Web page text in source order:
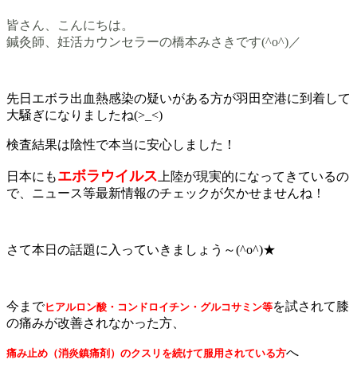
皆さん、こんにちは。
鍼灸師、妊活カウンセラーの橋本みさきです(^o^)／
先日エボラ出血熱感染の疑いがある方が羽田空港に到着して
大騒ぎになりましたね(>_<)
検査結果は陰性で本当に安心しました！
日本にもエボラウイルス 上陸が現実的になってきているの
で、ニュース等最新情報のチェックが欠かせませんね！
さて本日の話題に入っていきましょう～(^o^)★
今までヒアルロン酸・コンドロイチン・グルコサミン等を試されて膝
の痛みが改善されなかった方、
痛み止め（消炎鎮痛剤）のクスリを続けて服用されている方へ